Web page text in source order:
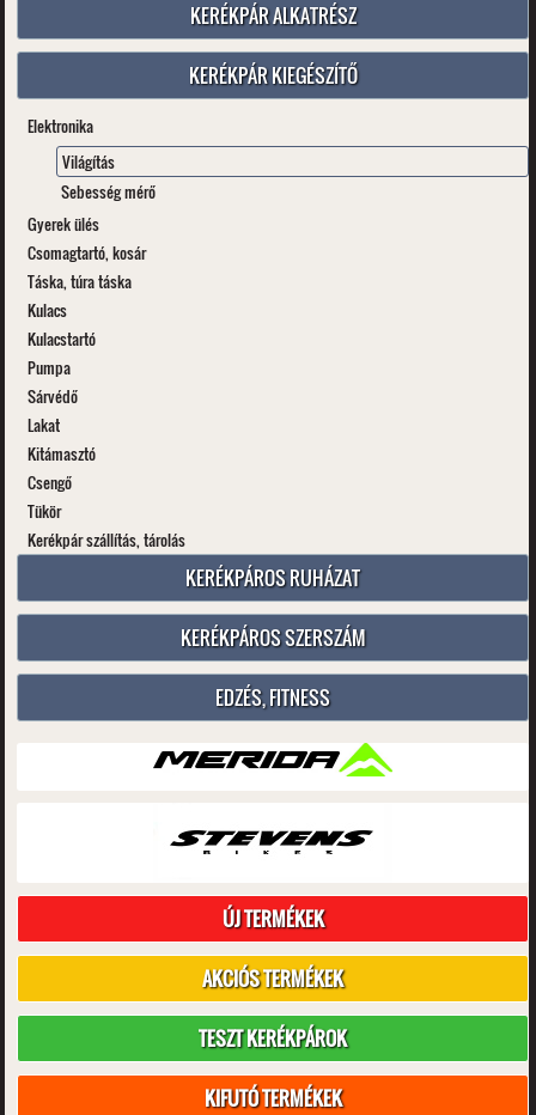
KERÉKPÁR ALKATRÉSZ
KERÉKPÁR KIEGÉSZÍTŐ
Elektronika
Világítás
Sebesség mérő
Gyerek ülés
Csomagtartó, kosár
Táska, túra táska
Kulacs
Kulacstartó
Pumpa
Sárvédő
Lakat
Kitámasztó
Csengő
Tükör
Kerékpár szállítás, tárolás
KERÉKPÁROS RUHÁZAT
KERÉKPÁROS SZERSZÁM
EDZÉS, FITNESS
ÚJ TERMÉKEK
AKCIÓS TERMÉKEK
TESZT KERÉKPÁROK
KIFUTÓ TERMÉKEK